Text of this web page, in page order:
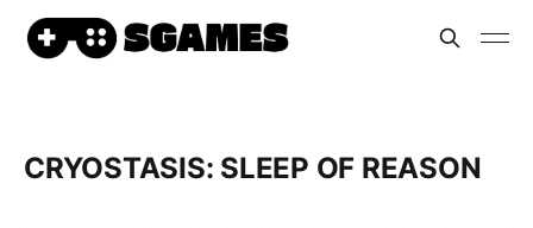
CRYOSTASIS: SLEEP OF REASON